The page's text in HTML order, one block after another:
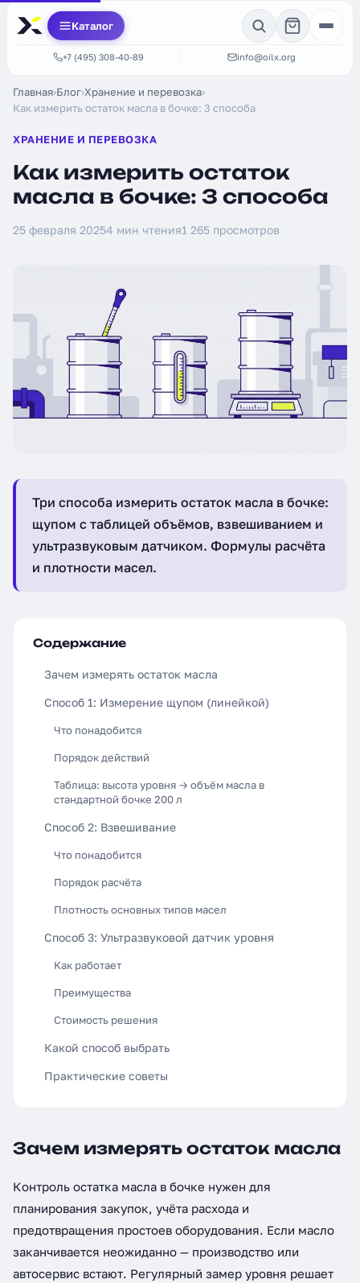
Каталог
+7 (495) 308-40-89 info@oilx.org
Главная›Блог›Хранение и перевозка›
Как измерить остаток масла в бочке: 3 способа
ХРАНЕНИЕ И ПЕРЕВОЗКА
Как измерить остаток
масла в бочке: 3 способа
25 февраля 20254 мин чтения1 265 просмотров
Три способа измерить остаток масла в бочке:
щупом с таблицей объёмов, взвешиванием и
ультразвуковым датчиком. Формулы расчёта
и плотности масел.
Содержание
Зачем измерять остаток масла
Способ 1: Измерение щупом (линейкой)
Что понадобится
Порядок действий
Таблица: высота уровня → объём масла в
стандартной бочке 200 л
Способ 2: Взвешивание
Что понадобится
Порядок расчёта
Плотность основных типов масел
Способ 3: Ультразвуковой датчик уровня
Как работает
Преимущества
Стоимость решения
Какой способ выбрать
Практические советы
Зачем измерять остаток масла
Контроль остатка масла в бочке нужен для
планирования закупок, учёта расхода и
предотвращения простоев оборудования. Если масло
заканчивается неожиданно — производство или
автосервис встают. Регулярный замер уровня решает